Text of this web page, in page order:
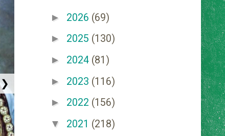
❯
► 2026 (69)
► 2025 (130)
► 2024 (81)
► 2023 (116)
► 2022 (156)
▼ 2021 (218)